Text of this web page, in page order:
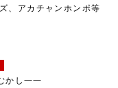
、アカチャンホンポ等
かし——